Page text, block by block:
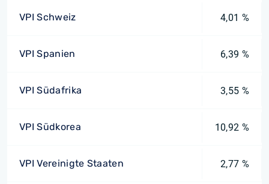
VPI Schweiz 4,01 %
VPI Spanien 6,39 %
VPI Südafrika 3,55 %
VPI Südkorea 10,92 %
VPI Vereinigte Staaten 2,77 %